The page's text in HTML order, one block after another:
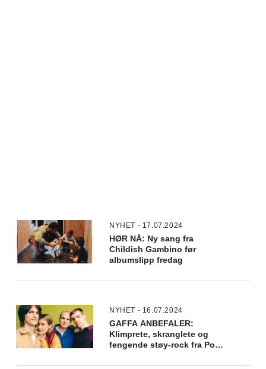
NYHET - 17.07.2024
HØR NÅ: Ny sang fra
Childish Gambino før
albumslipp fredag
NYHET - 16.07.2024
GAFFA ANBEFALER:
Klimprete, skranglete og
fengende støy-rock fra Pom